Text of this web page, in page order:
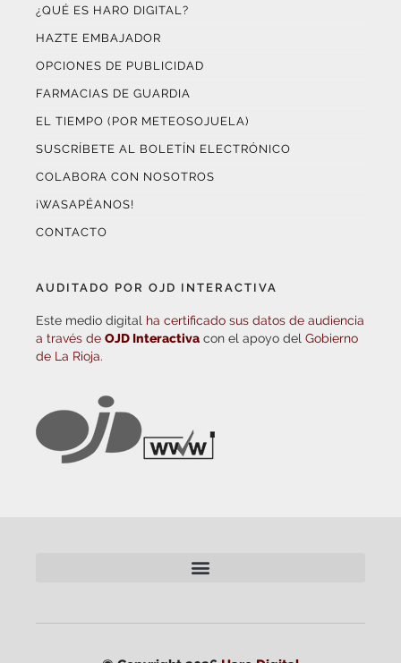
¿QUÉ ES HARO DIGITAL?
HAZTE EMBAJADOR
OPCIONES DE PUBLICIDAD
FARMACIAS DE GUARDIA
EL TIEMPO (POR METEOSOJUELA)
SUSCRÍBETE AL BOLETÍN ELECTRÓNICO
COLABORA CON NOSOTROS
¡WASAPÉANOS!
CONTACTO
AUDITADO POR OJD INTERACTIVA
Este medio digital ha certificado sus datos de audiencia
a través de OJD Interactiva con el apoyo del Gobierno
de La Rioja.